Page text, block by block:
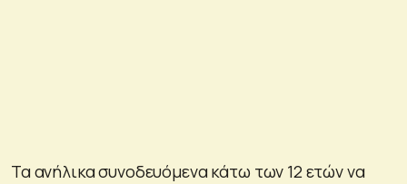
Τα ανήλικα συνοδευόμενα κάτω των 12 ετών να